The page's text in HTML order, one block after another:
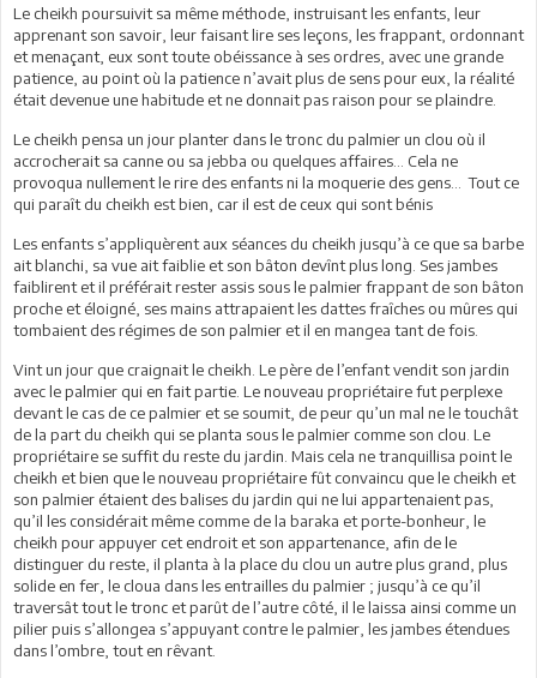
Le cheikh poursuivit sa même méthode, instruisant les enfants, leur
apprenant son savoir, leur faisant lire ses leçons, les frappant, ordonnant
et menaçant, eux sont toute obéissance à ses ordres, avec une grande
patience, au point où la patience n’avait plus de sens pour eux, la réalité
était devenue une habitude et ne donnait pas raison pour se plaindre.
Le cheikh pensa un jour planter dans le tronc du palmier un clou où il
accrocherait sa canne ou sa jebba ou quelques affaires… Cela ne
provoqua nullement le rire des enfants ni la moquerie des gens... Tout ce
qui paraît du cheikh est bien, car il est de ceux qui sont bénis
Les enfants s’appliquèrent aux séances du cheikh jusqu’à ce que sa barbe
ait blanchi, sa vue ait faiblie et son bâton devînt plus long. Ses jambes
faiblirent et il préférait rester assis sous le palmier frappant de son bâton
proche et éloigné, ses mains attrapaient les dattes fraîches ou mûres qui
tombaient des régimes de son palmier et il en mangea tant de fois.
Vint un jour que craignait le cheikh. Le père de l’enfant vendit son jardin
avec le palmier qui en fait partie. Le nouveau propriétaire fut perplexe
devant le cas de ce palmier et se soumit, de peur qu’un mal ne le touchât
de la part du cheikh qui se planta sous le palmier comme son clou. Le
propriétaire se suffit du reste du jardin. Mais cela ne tranquillisa point le
cheikh et bien que le nouveau propriétaire fût convaincu que le cheikh et
son palmier étaient des balises du jardin qui ne lui appartenaient pas,
qu’il les considérait même comme de la baraka et porte-bonheur, le
cheikh pour appuyer cet endroit et son appartenance, afin de le
distinguer du reste, il planta à la place du clou un autre plus grand, plus
solide en fer, le cloua dans les entrailles du palmier ; jusqu’à ce qu’il
traversât tout le tronc et parût de l’autre côté, il le laissa ainsi comme un
pilier puis s’allongea s’appuyant contre le palmier, les jambes étendues
dans l’ombre, tout en rêvant.